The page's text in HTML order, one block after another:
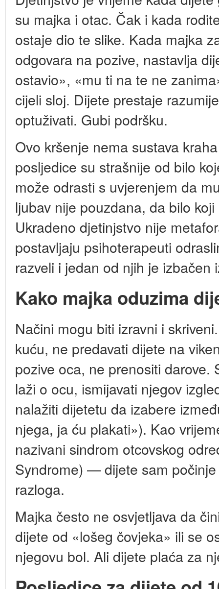
su majka i otac. Čak i kada
ostaje dio te slike. Kada majka
odgovara na pozive, nastavlja
ostavio», «mu ti na te ne
cijeli sloj. Dijete prestaje
optuživati. Gubi podršku.
Ovo kršenje nema sustava
posljedice su strašnije od bilo
može odrasti s uvjerenjem da
ljubav nije pouzdana, da bilo
Ukradeno djetinjstvo nije
postavljaju psihoterapeuti
razveli i jedan od njih je izbačen
Kako majka oduzima
Načini mogu biti izravni i
kuću, ne predavati dijete na
pozive oca, ne prenositi darove.
laži o ocu, ismijavati njegov
nalažiti dijetetu da izabere
njega, ja ću plakati»). Kao
nazivani sindrom otcovskog
Syndrome) — dijete sam
razloga.
Majka često ne osvjetljava da
dijete od «lošeg čovjeka» ili se
njegovu bol. Ali dijete plaća za